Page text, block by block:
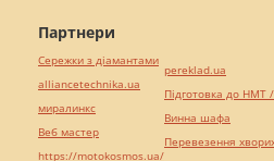
Партнери
Сережки з діамантами
alliancetechnika.ua
миралинкс
Веб мастер
https://motokosmos.ua/
pereklad.ua
Підготовка до НМТ
Винна шафа
Перевезення